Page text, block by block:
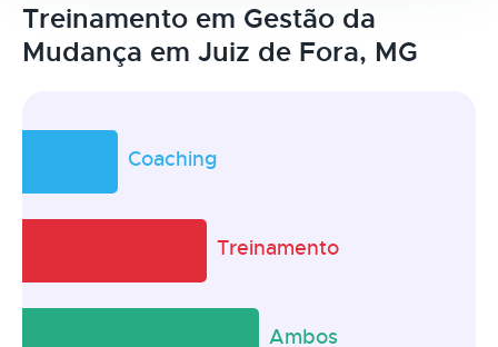
Treinamento em Gestão da
Mudança em Juiz de Fora, MG